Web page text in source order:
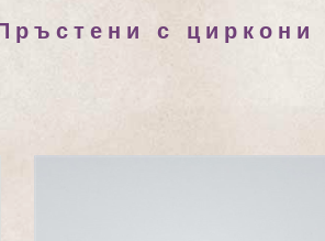
с циркони